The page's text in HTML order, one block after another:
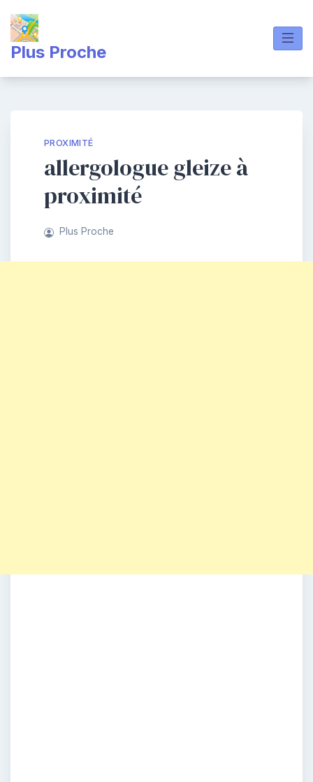
content
Plus Proche
PROXIMITÉ
allergologue gleize à
proximité
Plus Proche